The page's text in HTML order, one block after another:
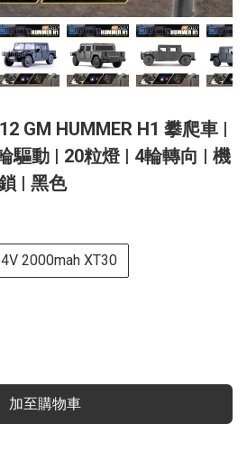
GM HUMMER H1 攀爬車 |
驅動 | 20粒燈 | 4輪轉向 | 機
| 黑色
2000mah XT30
加至購物車